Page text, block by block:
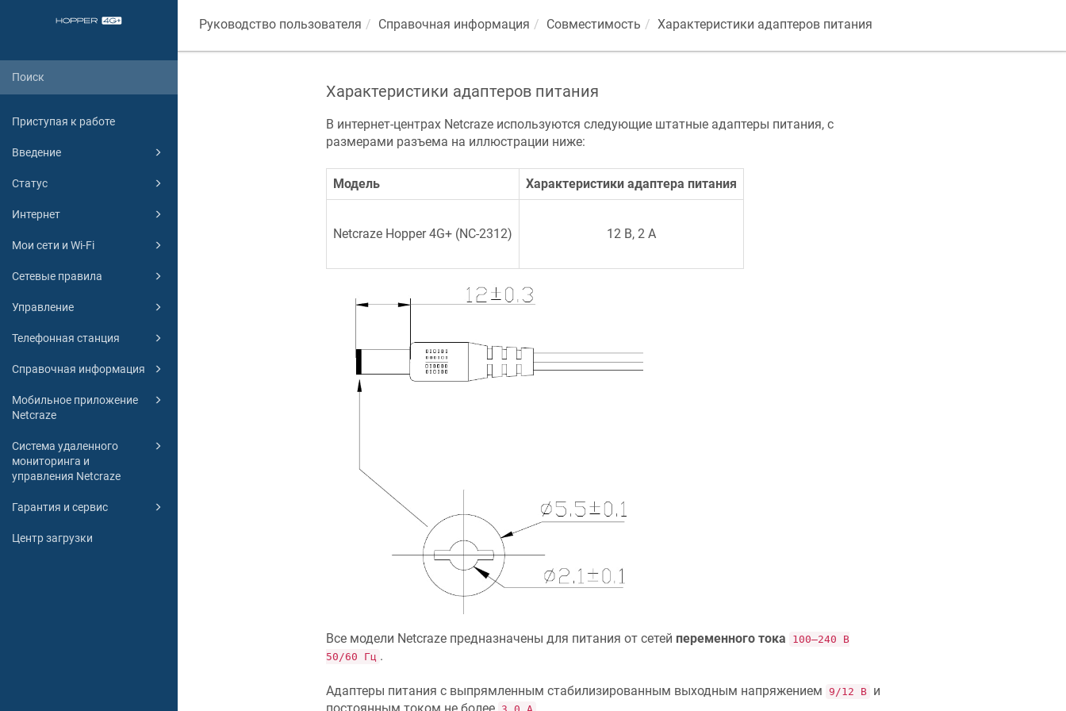
Приступая к работе
Введение
Статус
Интернет
Мои сети и Wi-Fi
Сетевые правила
Управление
Телефонная станция
Справочная информация
Мобильное приложение
Netcraze
Система удаленного
мониторинга и
управления Netcraze
Гарантия и сервис
Центр загрузки
Руководство пользователя Справочная информация Совместимость Характеристики адаптеров питания
Характеристики адаптеров питания
В интернет-центрах Netcrazeиспользуются следующие штатные адаптеры питания, с
размерами разъема на иллюстрации ниже:
Модель Характеристики адаптера питания
Netcraze Hopper 4G+(NC-2312) 12 В, 2 А
Все модели Netcrazeпредназначены для питания от сетей переменного тока
100–240 В
50/60 Гц .
Адаптеры питания с выпрямленным стабилизированным выходным напряжением 9/12 В
и